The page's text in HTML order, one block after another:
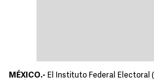
MÉXICO.- El Instituto Federal Electoral (